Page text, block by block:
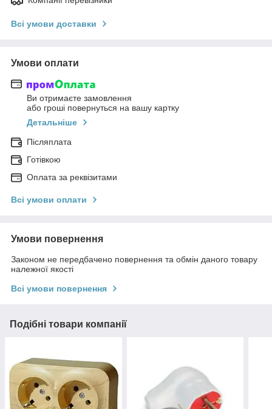
Всі умови доставки
Умови оплати
Ви отримаєте замовлення
або гроші повернуться на вашу картку
Детальніше
Післяплата
Готівкою
Оплата за реквізитами
Всі умови оплати
Умови повернення
Законом не передбачено повернення та обмін даного товару
належної якості
Всі умови повернення
Подібні товари компанії